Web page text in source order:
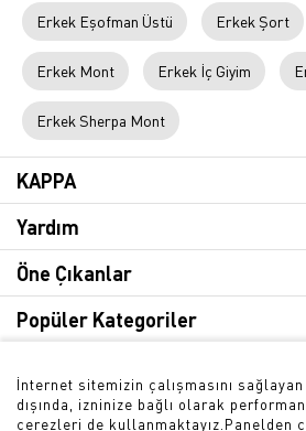
Erkek Eşofman Üstü Erkek Şort
Erkek Mont Erkek İç Giyim
Erkek Sherpa Mont
KAPPA
Yardım
Öne Çıkanlar
Popüler Kategoriler
Bültene Abone Olun
İnternet sitemizin çalışmasını
dışında, izninize bağlı olarak
çerezleri de kullanmaktayız.Panelden